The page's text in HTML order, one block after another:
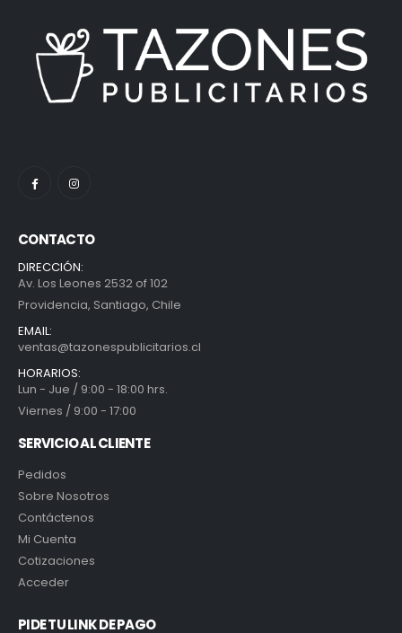
CONTACTO
DIRECCIÓN:
Av. Los Leones 2532 of 102
Providencia, Santiago, Chile
EMAIL:
ventas@tazonespublicitarios.cl
HORARIOS:
Lun - Jue / 9:00 - 18:00 hrs.
Viernes / 9:00 - 17:00
SERVICIO AL CLIENTE
Pedidos
Sobre Nosotros
Contáctenos
Mi Cuenta
Cotizaciones
Acceder
PIDE TU LINK DE PAGO